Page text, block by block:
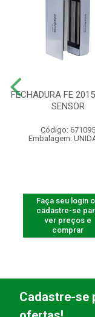
FECHADURA FE
SENSOR
Código: 671095
Embalagem:
Faça seu login
cadastre-se
ver preços e
comprar
Cadastre-se